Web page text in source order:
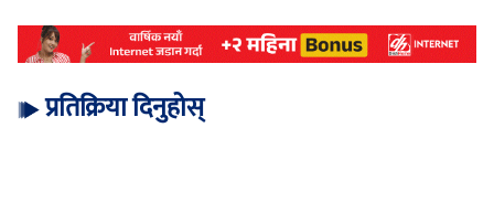
प्रतिक्रिया दिनुहोस्